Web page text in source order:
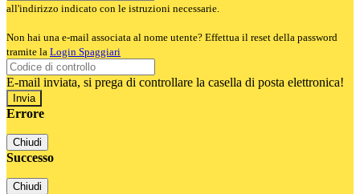
all'indirizzo indicato con le istruzioni necessarie.
Non hai una e-mail associata al nome utente? Effettua il reset della password
tramite la Login Spaggiari
E-mail inviata, si prega di controllare la casella di posta elettronica!
Errore
Chiudi
Successo
Chiudi